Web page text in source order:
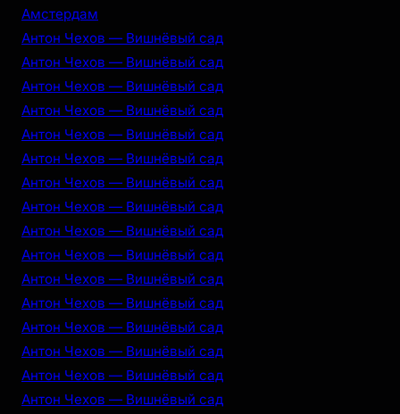
Амстердам
Антон Чехов — Вишнёвый сад
Антон Чехов — Вишнёвый сад
Антон Чехов — Вишнёвый сад
Антон Чехов — Вишнёвый сад
Антон Чехов — Вишнёвый сад
Антон Чехов — Вишнёвый сад
Антон Чехов — Вишнёвый сад
Антон Чехов — Вишнёвый сад
Антон Чехов — Вишнёвый сад
Антон Чехов — Вишнёвый сад
Антон Чехов — Вишнёвый сад
Антон Чехов — Вишнёвый сад
Антон Чехов — Вишнёвый сад
Антон Чехов — Вишнёвый сад
Антон Чехов — Вишнёвый сад
Антон Чехов — Вишнёвый сад